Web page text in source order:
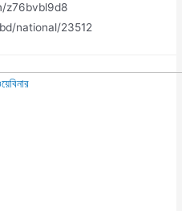
z76bvbl9d8
national/23512